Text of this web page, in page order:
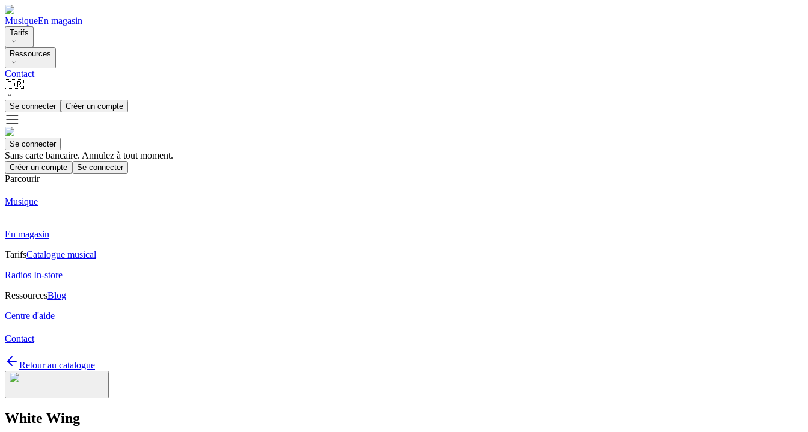
MusiqueEn magasin
Tarifs
Ressources
Contact
🇫🇷
Se connecter Créer un compte
Se connecter
Sans carte bancaire. Annulez à tout moment.
Créer un compte Se connecter
Parcourir
Musique
En magasin
TarifsCatalogue musical
Radios In-store
RessourcesBlog
Centre d'aide
Contact
Retour au catalogue
White Wing